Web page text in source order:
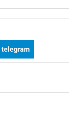
telegram